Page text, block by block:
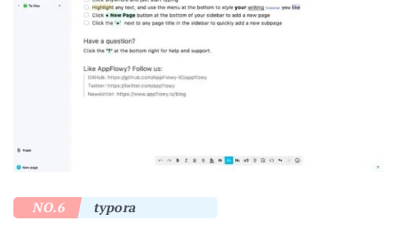
NO.6 typora